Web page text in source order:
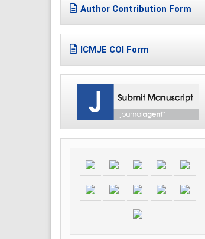
Author Contribution Form
ICMJE COI Form